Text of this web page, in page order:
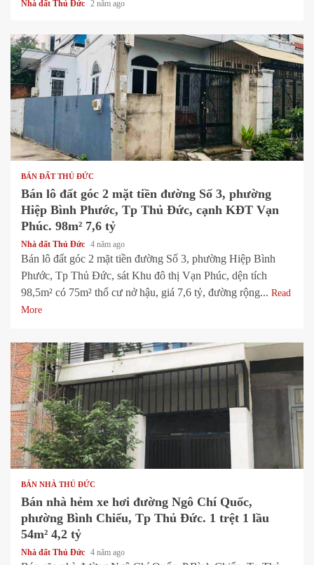
Nhà đất Thủ Đức 2 năm ago
1 min read
BÁN ĐẤT THỦ ĐỨC
Bán lô đất góc 2 mặt tiền đường Số 3, phường
Hiệp Bình Phước, Tp Thủ Đức, cạnh KĐT Vạn
Phúc. 98m² 7,6 tỷ
Nhà đất Thủ Đức 4 năm ago
Bán lô đất góc 2 mặt tiền đường Số 3, phường Hiệp Bình
Phước, Tp Thủ Đức, sát Khu đô thị Vạn Phúc, dện tích
98,5m² có 75m² thổ cư nở hậu, giá 7,6 tỷ, đường rộng... Read
More
1 min read
BÁN NHÀ THỦ ĐỨC
Bán nhà hẻm xe hơi đường Ngô Chí Quốc,
phường Bình Chiểu, Tp Thủ Đức. 1 trệt 1 lầu
54m² 4,2 tỷ
Nhà đất Thủ Đức 4 năm ago